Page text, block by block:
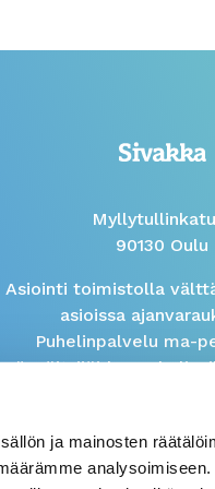
ja mainosten
90130 Oulu
Asiointi toimistolla
asioissa
Puhelinpalvelu ma-
Isännöitsijöiden